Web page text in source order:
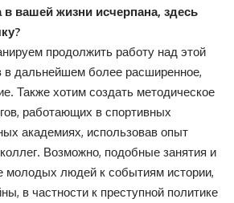
в вашей жизни исчерпана, здесь
продолжить работу над этой
в дальнейшем более расширенное,
Также хотим создать методическое
работающих в спортивных
академиях, использовав опыт
Возможно, подобные занятия и
молодых людей к событиям истории,
в частности к преступной политике